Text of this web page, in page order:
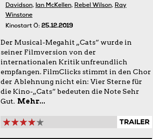
Davidson, Ian McKellen, Rebel Wilson, Ray
Winstone
Kinostart Ö: 25.12.2019
Der Musical-Megahit „Cats“ wurde in
seiner Filmversion von der
internationalen Kritik unfreundlich
empfangen. FilmClicks stimmt in den Chor
der Ablehnung nicht ein: Vier Sterne für
die Kino-„Cats“ bedeuten die Note Sehr
Gut. Mehr...
TRAILER